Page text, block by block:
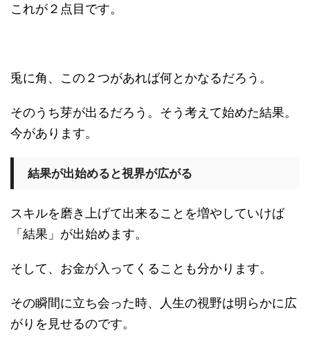
これが２点目です。
兎に角、この２つがあれば何とかなるだろう。
そのうち芽が出るだろう。そう考えて始めた結果。
今があります。
結果が出始めると視界が広がる
スキルを磨き上げて出来ることを増やしていけば
「結果」が出始めます。
そして、お金が入ってくることも分かります。
その瞬間に立ち会った時、人生の視野は明らかに広
がりを見せるのです。